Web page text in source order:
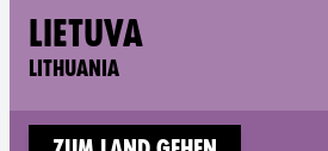
LIETUVA
LITHUANIA